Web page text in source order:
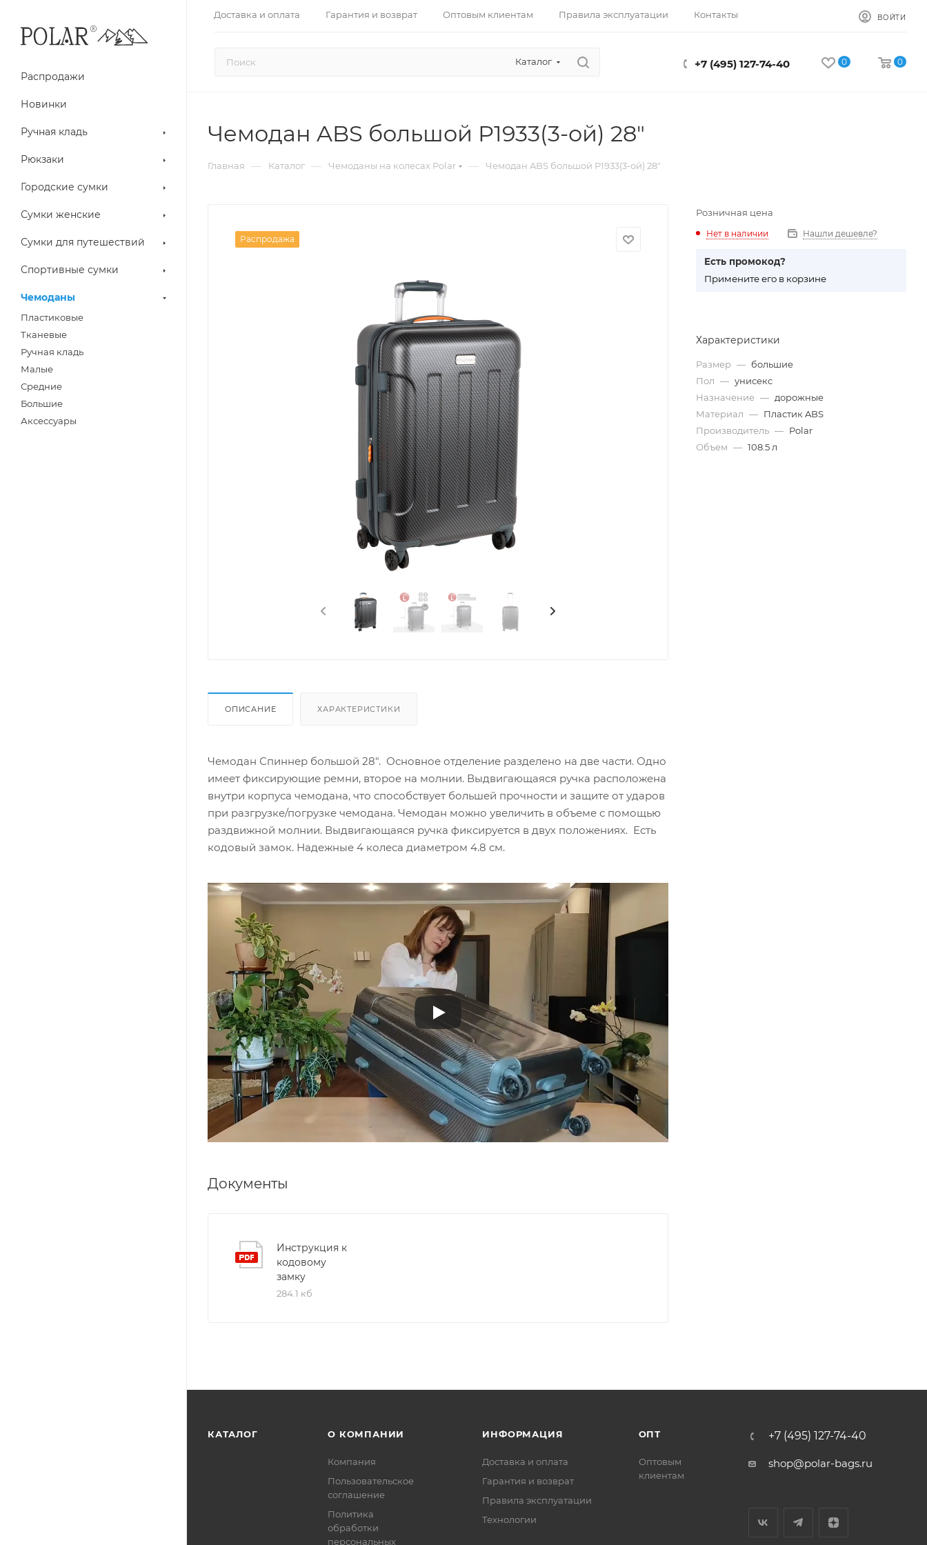
Доставка и оплата Гарантия и возврат Оптовым клиентам Правила эксплуатации Контакты ВОЙТИ
Каталог +7 (495) 127-74-40 0 0
Распродажи
Новинки
Ручная кладь
Рюкзаки
Городские сумки
Сумки женские
Сумки для путешествий
Спортивные сумки
Чемоданы
Пластиковые
Тканевые
Ручная кладь
Малые
Средние
Большие
Аксессуары
Чемодан ABS большой Р1933(3-ой) 28"
Главная — Каталог — Чемоданы на колесах Polar — Чемодан ABS большой Р1933(3-ой) 28"
Распродажа
ОПИСАНИЕ ХАРАКТЕРИСТИКИ
Чемодан Спиннер большой 28". Основное отделение разделено на две части. Одно
имеет фиксирующие ремни, второе на молнии. Выдвигающаяся ручка расположена
внутри корпуса чемодана, что способствует большей прочности и защите от ударов
при разгрузке/погрузке чемодана. Чемодан можно увеличить в объеме с помощью
раздвижной молнии. Выдвигающаяся ручка фиксируется в двух положениях. Есть
кодовый замок. Надежные 4 колеса диаметром 4.8 см.
Документы
Инструкция к
кодовому
замку
284.1 кб
Розничная цена
Нет в наличии Нашли дешевле?
Есть промокод?
Примените его в корзине
Характеристики
Размер — большие
Пол — унисекс
Назначение — дорожные
Материал — Пластик ABS
Производитель — Polar
Объем — 108.5 л
КАТАЛОГ О КОМПАНИИ
Компания
Пользовательское
соглашение
Политика
обработки
персональных
ИНФОРМАЦИЯ
Доставка и оплата
Гарантия и возврат
Правила эксплуатации
Технологии
ОПТ
Оптовым
клиентам
+7 (495) 127-74-40
shop@polar-bags.ru